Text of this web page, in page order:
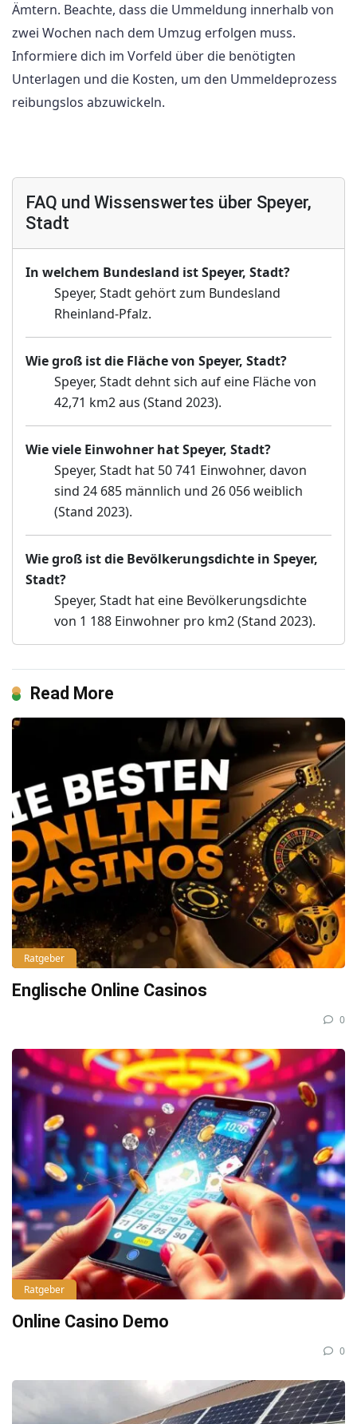
Ämtern. Beachte, dass die Ummeldung innerhalb von
zwei Wochen nach dem Umzug erfolgen muss.
Informiere dich im Vorfeld über die benötigten
Unterlagen und die Kosten, um den Ummeldeprozess
reibungslos abzuwickeln.
FAQ und Wissenswertes über Speyer,
Stadt
In welchem Bundesland ist Speyer, Stadt?
Speyer, Stadt gehört zum Bundesland
Rheinland-Pfalz.
Wie groß ist die Fläche von Speyer, Stadt?
Speyer, Stadt dehnt sich auf eine Fläche von
42,71 km2 aus (Stand 2023).
Wie viele Einwohner hat Speyer, Stadt?
Speyer, Stadt hat 50 741 Einwohner, davon
sind 24 685 männlich und 26 056 weiblich
(Stand 2023).
Wie groß ist die Bevölkerungsdichte in Speyer,
Stadt?
Speyer, Stadt hat eine Bevölkerungsdichte
von 1 188 Einwohner pro km2 (Stand 2023).
Read More
Ratgeber
Englische Online Casinos
0
Ratgeber
Online Casino Demo
0